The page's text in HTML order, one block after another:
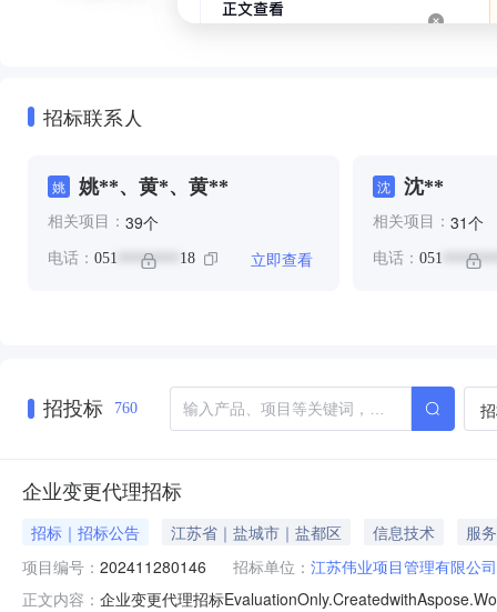
招标联系人
姚 姚**、黄*、黄**
相关项目： 39个
电话： 051 ******** 18 立即查看
沈 沈**
相关项目： 31个
电话： 051
招投标 760
企业变更代理招标
招标｜招标公告 江苏省｜盐城市｜盐都区 信息技术
服务
项目编号： 202411280146 招标单位： 江苏伟业项目管理有限公司
正文内容： 企业变更代理招标